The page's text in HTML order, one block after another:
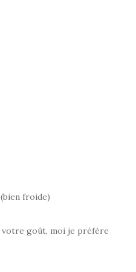
froide)
votre goût, moi je préfère